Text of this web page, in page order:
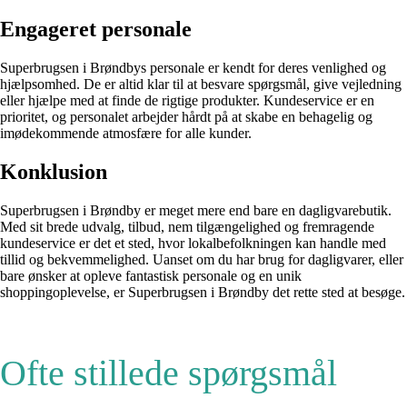
Engageret personale
Superbrugsen i Brøndbys personale er kendt for deres venlighed og
hjælpsomhed. De er altid klar til at besvare spørgsmål, give vejledning
eller hjælpe med at finde de rigtige produkter. Kundeservice er en
prioritet, og personalet arbejder hårdt på at skabe en behagelig og
imødekommende atmosfære for alle kunder.
Konklusion
Superbrugsen i Brøndby er meget mere end bare en dagligvarebutik.
Med sit brede udvalg, tilbud, nem tilgængelighed og fremragende
kundeservice er det et sted, hvor lokalbefolkningen kan handle med
tillid og bekvemmelighed. Uanset om du har brug for dagligvarer, eller
bare ønsker at opleve fantastisk personale og en unik
shoppingoplevelse, er Superbrugsen i Brøndby det rette sted at besøge.
Ofte stillede spørgsmål